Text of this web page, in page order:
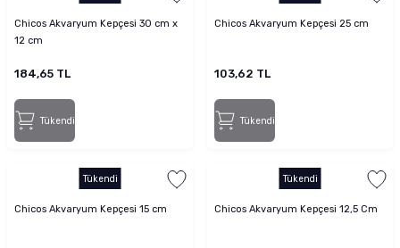
Chicos Akvaryum Kepçesi 30 cm x
12 cm
184,65 TL
Tükendi
Chicos Akvaryum Kepçesi 25 cm
103,62 TL
Tükendi
Tükendi
Chicos Akvaryum Kepçesi 15 cm
Tükendi
Chicos Akvaryum Kepçesi 12,5 Cm